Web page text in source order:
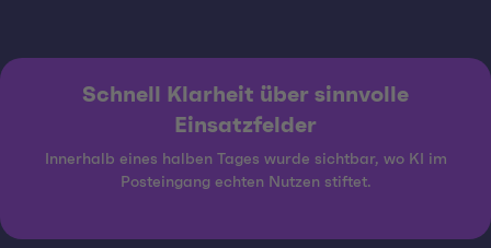
Schnell Klarheit über sinnvolle
Einsatzfelder
Innerhalb eines halben Tages wurde sichtbar, wo KI im
Posteingang echten Nutzen stiftet.